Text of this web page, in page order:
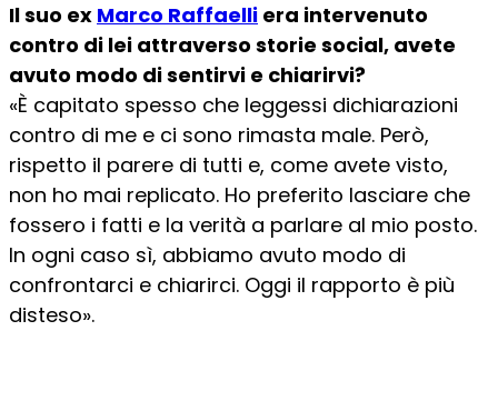
Il suo ex Marco Raffaelli era intervenuto
contro di lei attraverso storie social, avete
avuto modo di sentirvi e chiarirvi?
«È capitato spesso che leggessi dichiarazioni
contro di me e ci sono rimasta male. Però,
rispetto il parere di tutti e, come avete visto,
non ho mai replicato. Ho preferito lasciare che
fossero i fatti e la verità a parlare al mio posto.
In ogni caso sì, abbiamo avuto modo di
confrontarci e chiarirci. Oggi il rapporto è più
disteso».